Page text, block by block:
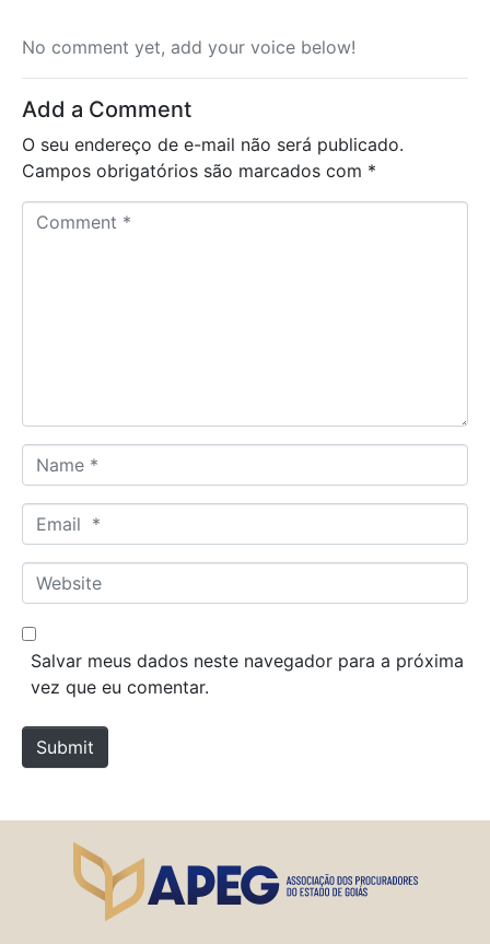
No comment yet, add your voice below!
Add a Comment
O seu endereço de e-mail não será publicado.
Campos obrigatórios são marcados com *
a
m
*
m
a
*
W
e
b
e
Salvar meus dados neste navegador para a próxima
vez que eu comentar.
Submit